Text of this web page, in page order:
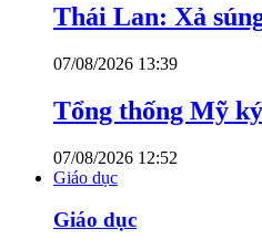
Thái Lan: Xả
07/08/2026 13:39
Tổng thống Mỹ
07/08/2026 12:52
Giáo dục
Giáo dục